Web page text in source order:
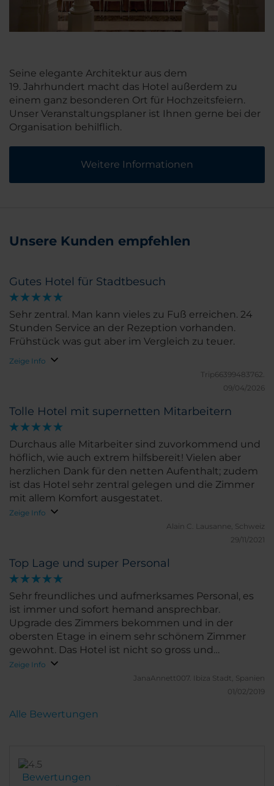
Seine elegante Architektur aus dem
19. Jahrhundert macht das Hotel außerdem zu
einem ganz besonderen Ort für Hochzeitsfeiern.
Unser Veranstaltungsplaner ist Ihnen gerne bei der
Organisation behilflich.
Weitere Informationen
Unsere Kunden empfehlen
Gutes Hotel für Stadtbesuch
Sehr zentral. Man kann vieles zu Fuß erreichen. 24
Stunden Service an der Rezeption vorhanden.
Frühstück was gut aber im Vergleich zu teuer.
Zeige Info
Trip66399483762.
09/04/2026
Tolle Hotel mit supernetten Mitarbeitern
Durchaus alle Mitarbeiter sind zuvorkommend und
höflich, wie auch extrem hilfsbereit! Vielen aber
herzlichen Dank für den netten Aufenthalt; zudem
ist das Hotel sehr zentral gelegen und die Zimmer
mit allem Komfort ausgestatet.
Zeige Info
Alain C.
Lausanne, Schweiz
29/11/2021
Top Lage und super Personal
Sehr freundliches und aufmerksames Personal, es
ist immer und sofort hemand ansprechbar.
Upgrade des Zimmers bekommen und in der
obersten Etage in einem sehr schönem Zimmer
gewohnt. Das Hotel ist nicht so gross und
gemütlich und toll gelegen mitten im Zentrum,
nahe zur Puerta del Sol und
Zeige Info
JanaAnnett007.
Ibiza Stadt, Spanien
01/02/2019
Bewertungen
Alle Bewertungen